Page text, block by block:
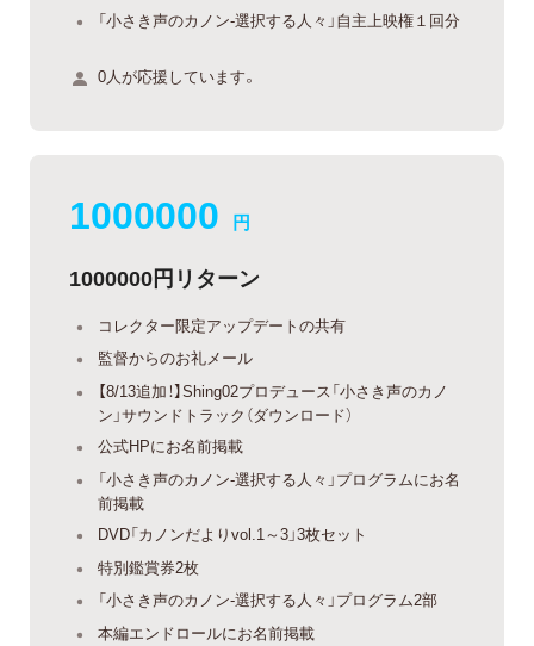
「小さき声のカノン-選択する人々」自主上映権１回分
0人が応援しています。
1000000 円
1000000円リターン
コレクター限定アップデートの共有
監督からのお礼メール
【8/13追加！】Shing02プロデュース「小さき声のカノ
ン」サウンドトラック（ダウンロード）
公式HPにお名前掲載
「小さき声のカノン-選択する人々」プログラムにお名
前掲載
DVD「カノンだよりvol.1～3」3枚セット
特別鑑賞券2枚
「小さき声のカノン-選択する人々」プログラム2部
本編エンドロールにお名前掲載